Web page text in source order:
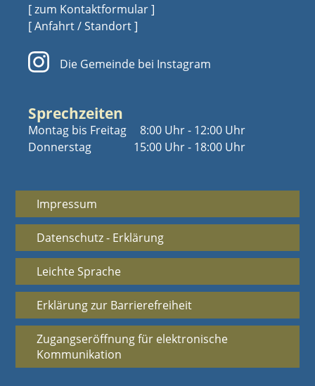
[ zum Kontaktformular ]
[ Anfahrt / Standort ]
Die Gemeinde bei Instagram
Sprechzeiten
Montag bis Freitag
Donnerstag
8:00 Uhr - 12:00 Uhr
15:00 Uhr - 18:00 Uhr
Impressum
Datenschutz - Erklärung
Leichte Sprache
Erklärung zur Barrierefreiheit
Zugangseröffnung für elektronische
Kommunikation